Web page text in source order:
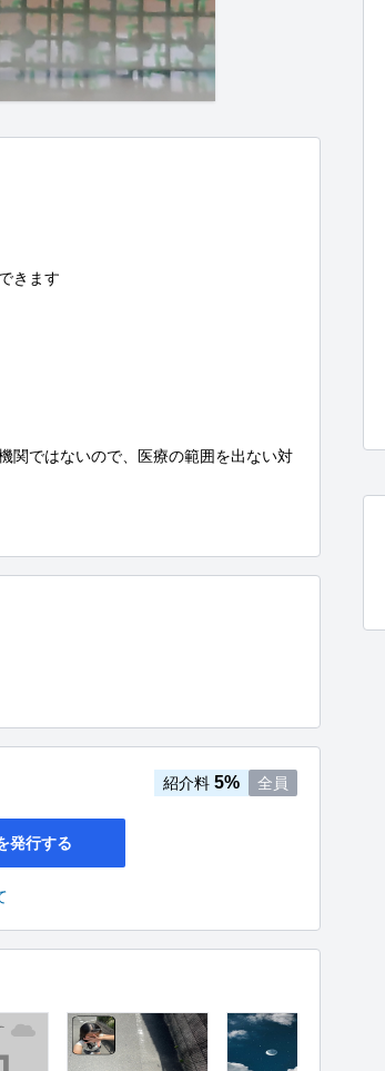
きます
関ではないので、医療の範囲を出ない対
紹介料 5% 全員
発行する